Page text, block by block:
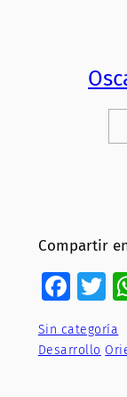
Compartir
Sin categoría
Desarrollo